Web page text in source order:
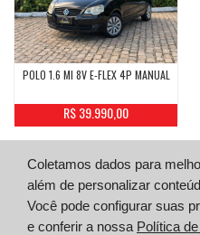
POLO 1.6 MI 8V E-FLEX 4P MANUAL
R$ 39.990,00
Coletamos dados para
além de personalizar
Você pode configurar suas
e conferir a nossa Política